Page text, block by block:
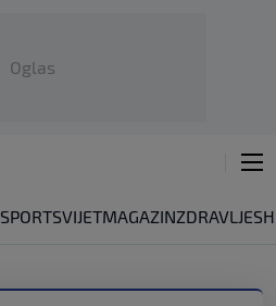
Oglas
SPORTSVIJETMAGAZINZDRAVLJE